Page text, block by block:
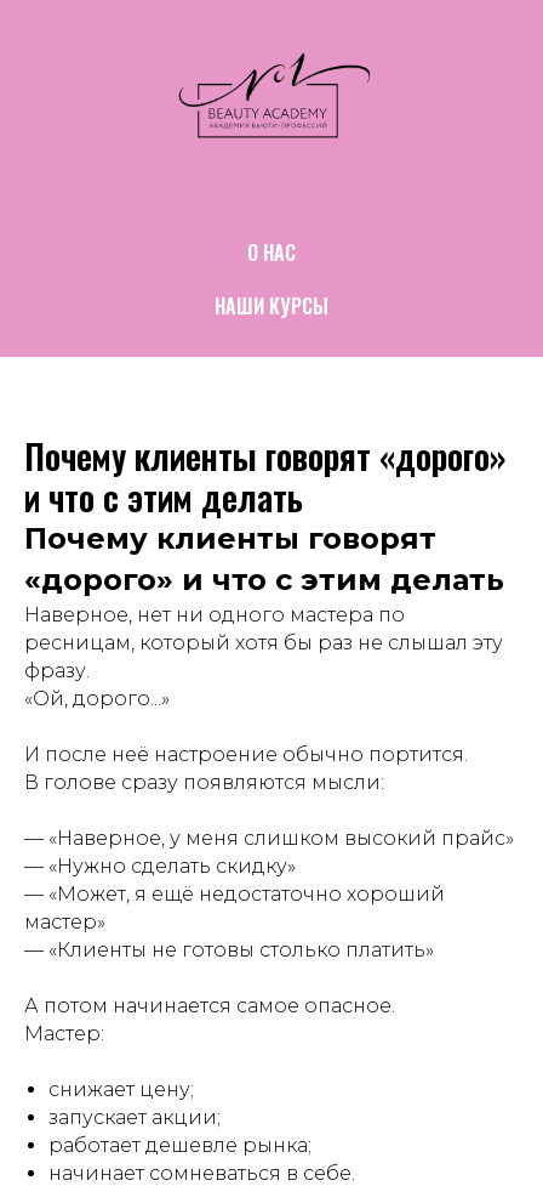
О НАС
НАШИ КУРСЫ
Почему клиенты говорят «дорого»
и что с этим делать
Почему клиенты говорят
«дорого» и что с этим делать
Наверное, нет ни одного мастера по
ресницам, который хотя бы раз не слышал эту
фразу.
«Ой, дорого...»
И после неё настроение обычно портится.
В голове сразу появляются мысли:
— «Наверное, у меня слишком высокий прайс»
— «Нужно сделать скидку»
— «Может, я ещё недостаточно хороший
мастер»
— «Клиенты не готовы столько платить»
А потом начинается самое опасное.
Мастер:
снижает цену;
запускает акции;
работает дешевле рынка;
начинает сомневаться в себе.